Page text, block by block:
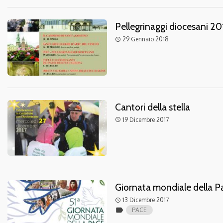
Pellegrinaggi diocesani
access_time 29 Gennaio 2018
Cantori della stella
access_time 19 Dicembre 2017
Giornata mondiale della
access_time 13 Dicembre 2017
label PACE